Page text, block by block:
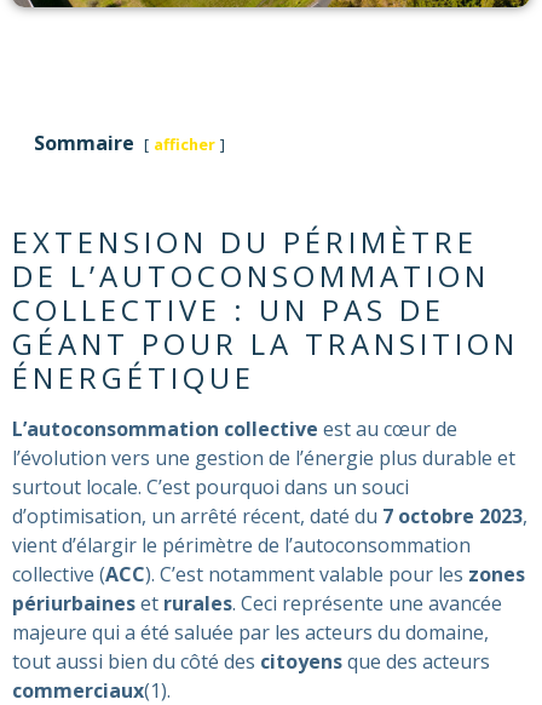
Sommaire afficher
EXTENSION DU PÉRIMÈTRE
DE L’AUTOCONSOMMATION
COLLECTIVE : UN PAS DE
GÉANT POUR LA TRANSITION
ÉNERGÉTIQUE
L’autoconsommation collective est au cœur de
l’évolution vers une gestion de l’énergie plus durable et
surtout locale. C’est pourquoi dans un souci
d’optimisation, un arrêté récent, daté du 7 octobre 2023,
vient d’élargir le périmètre de l’autoconsommation
collective (ACC). C’est notamment valable pour les zones
périurbaineset rurales. Ceci représente une avancée
majeure qui a été saluée par les acteurs du domaine,
tout aussi bien du côté des citoyensque des acteurs
commerciaux(​1).